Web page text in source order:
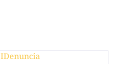
IDenuncia